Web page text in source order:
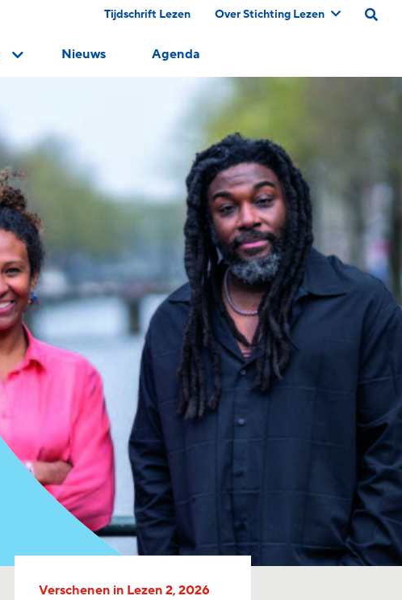
Tijdschrift Lezen Over Stichting Lezen
Nieuws Agenda
Verschenen in Lezen 2, 2026